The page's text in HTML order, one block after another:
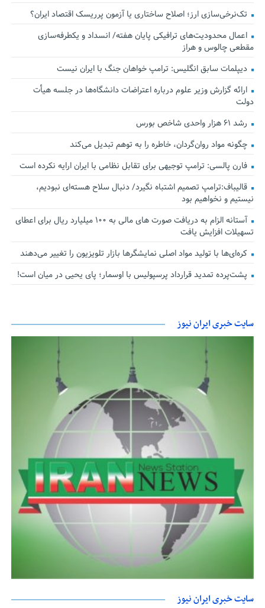
تک‌نرخی‌سازی ارز؛ اصلاح ساختاری یا آزمون پرریسک اقتصاد ایران؟
اعمال محدودیت‌های ترافیکی پایان هفته/ انسداد و یکطرفه‌سازی
مقطعی چالوس و هراز
دیپلمات سابق انگلیس:‌ ترامپ خواهان جنگ با ایران نیست
ارائه گزارش وزیر علوم درباره اعتراضات دانشگاه‌ها در جلسه هیأت
دولت
رشد ۶۱ هزار واحدی شاخص بورس
چگونه مواد روان‌گردان، خاطره را به توهم تبدیل می‌کند
فارن پالسی: ترامپ توجیهی برای تقابل نظامی با ایران ارایه نکرده است
قالیباف:ترامپ تصمیم اشتباه نگیرد/ دنبال سلاح هسته‌ای نبودیم،
نیستیم و نخواهیم بود
آستانه الزام به دریافت صورت های مالی به ۱۰۰ میلیارد ریال برای اعطای
تسهیلات افزایش یافت
کره‌ای‌ها با تولید مواد اصلی نمایشگرها بازار تلویزیون را تغییر می‌دهند
پشت‌پرده تمدید قرارداد پرسپولیس با اوسمار؛ پای یحیی در میان است!
سایت خبری ایران نیوز
سایت خبری ایران نیوز